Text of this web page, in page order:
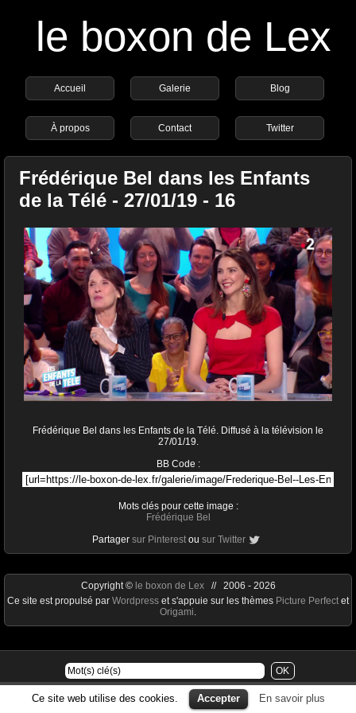
le boxon de Lex
Accueil Galerie Blog
À propos Contact Twitter
Frédérique Bel dans les Enfants
de la Télé - 27/01/19 - 16
Frédérique Bel dans les Enfants de la Télé. Diffusé à la télévision le
27/01/19.
BB Code :
Mots clés pour cette image :
Frédérique Bel
Partager sur Pinterest ou sur Twitter
Ce site web utilise des cookies. Accepter En savoir plus
Copyright © le boxon de Lex// 2006 - 2026
Ce site est propulsé par Wordpress et s'appuie sur les thèmes Picture Perfect et
Origami.